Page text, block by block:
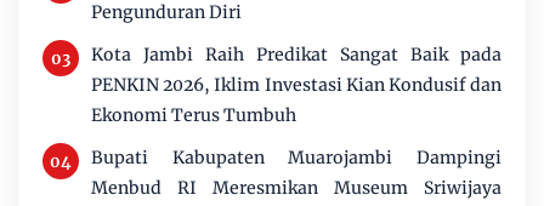
Pengunduran Diri
Kota Jambi Raih Predikat Sangat Baik pada
PENKIN 2026, Iklim Investasi Kian Kondusif dan
Ekonomi Terus Tumbuh
Bupati Kabupaten Muarojambi Dampingi
Menbud RI Meresmikan Museum Sriwijaya